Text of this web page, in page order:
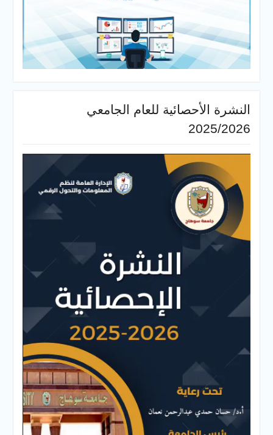
النشرة الأحصائية للعام الجامعي
2025/2026